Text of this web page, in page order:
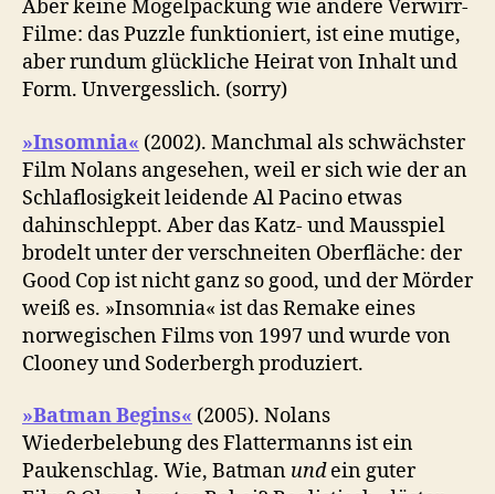
Aber keine Mogelpackung wie andere Verwirr-
Filme: das Puzzle funktioniert, ist eine mutige,
aber rundum glückliche Heirat von Inhalt und
Form. Unvergesslich. (sorry)
»Insomnia« (2002). Manchmal als schwächster
Film Nolans angesehen, weil er sich wie der an
Schlaflosigkeit leidende Al Pacino etwas
dahinschleppt. Aber das Katz- und Mausspiel
brodelt unter der verschneiten Oberfläche: der
Good Cop ist nicht ganz so good, und der Mörder
weiß es. »Insomnia« ist das Remake eines
norwegischen Films von 1997 und wurde von
Clooney und Soderbergh produziert.
»Batman Begins« (2005). Nolans
Wiederbelebung des Flattermanns ist ein
Paukenschlag. Wie, Batman undein guter